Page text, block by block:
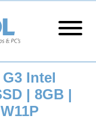
Intel
| 8GB |